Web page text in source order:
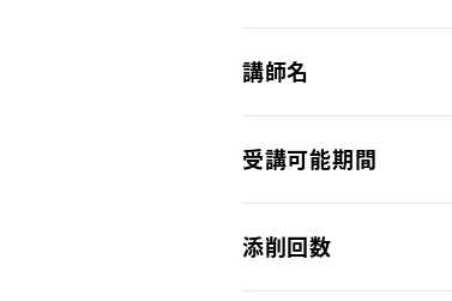
講師名
受講可能期間
添削回数